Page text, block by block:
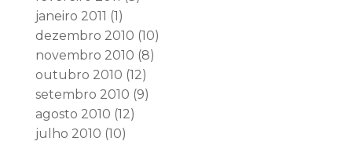
janeiro 2011 (1)
dezembro 2010 (10)
novembro 2010 (8)
outubro 2010 (12)
setembro 2010 (9)
agosto 2010 (12)
julho 2010 (10)